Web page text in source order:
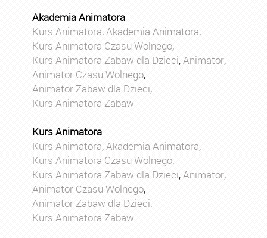
Akademia Animatora
Kurs Animatora,Akademia Animatora,
Kurs Animatora Czasu Wolnego,
Kurs Animatora Zabaw dla Dzieci,Animator,
Animator Czasu Wolnego,
Animator Zabaw dla Dzieci,
Kurs Animatora Zabaw
Kurs Animatora
Kurs Animatora,Akademia Animatora,
Kurs Animatora Czasu Wolnego,
Kurs Animatora Zabaw dla Dzieci,Animator,
Animator Czasu Wolnego,
Animator Zabaw dla Dzieci,
Kurs Animatora Zabaw